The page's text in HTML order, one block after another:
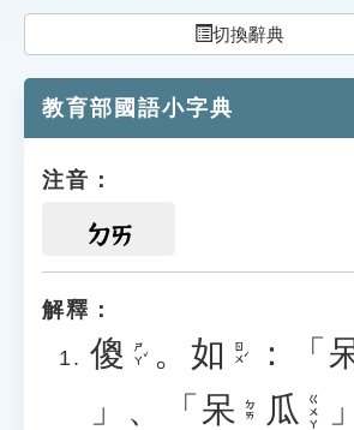
貓頭鷹博士
切換辭典
教育部國語小字典
注音：
ㄉㄞ
解釋：
傻 ㄕㄚˇ 。 如 ㄖㄨˊ ：「
」、「 呆 ㄉㄞ 瓜 ㄍㄨㄚ